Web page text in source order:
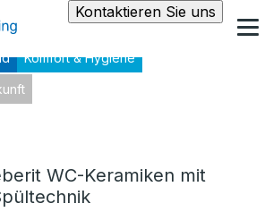
Kontaktieren Sie uns
Komfort & Hygiene
WC-Keramiken mit